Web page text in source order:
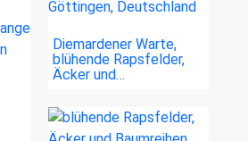
Diemardener Warte,
blühende Rapsfelder,
Äcker und…